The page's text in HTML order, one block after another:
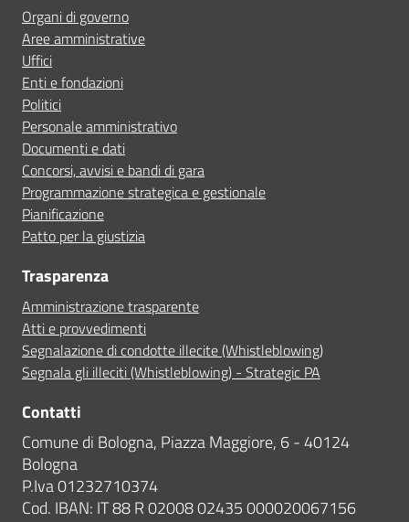
Organi di governo
Aree amministrative
Uffici
Enti e fondazioni
Politici
Personale amministrativo
Documenti e dati
Concorsi, avvisi e bandi di gara
Programmazione strategica e gestionale
Pianificazione
Patto per la giustizia
Trasparenza
Amministrazione trasparente
Atti e provvedimenti
Segnalazione di condotte illecite (Whistleblowing)
Segnala gli illeciti (Whistleblowing) - Strategic PA
Contatti
Comune di Bologna, Piazza Maggiore, 6 - 40124
Bologna
P.Iva 01232710374
Cod. IBAN: IT 88 R 02008 02435 000020067156